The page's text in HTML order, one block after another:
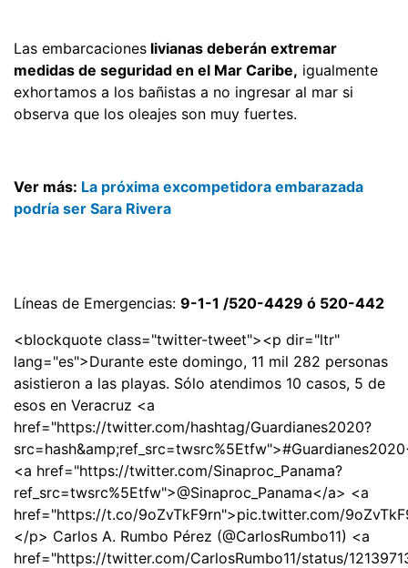
Las embarcaciones livianas deberán extremar
medidas de seguridad en el Mar Caribe, igualmente
exhortamos a los bañistas a no ingresar al mar si
observa que los oleajes son muy fuertes.
Ver más: La próxima excompetidora embarazada
podría ser Sara Rivera
Líneas de Emergencias: 9-1-1 /520-4429 ó 520-442
<blockquote class="twitter-tweet"><p dir="ltr"
lang="es">Durante este domingo, 11 mil 282 personas
asistieron a las playas. Sólo atendimos 10 casos, 5 de
esos en Veracruz <a
href="https://twitter.com/hashtag/Guardianes2020?
<a href="https://twitter.com/Sinaproc_Panama?
ref_src=twsrc%5Etfw">@Sinaproc_Panama</a> <a
href="https://t.co/9oZvTkF9rn">pic.twitter.com/
</p> Carlos A. Rumbo Pérez (@CarlosRumbo11) <a
href="https://twitter.com/CarlosRumbo11/status/